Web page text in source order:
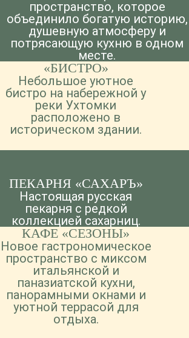
пространство, которое
объединило богатую историю,
душевную атмосферу и
потрясающую кухню в одном
месте.
«БИСТРО»
Небольшое уютное
бистро на набережной у
реки Ухтомки
расположено в
историческом здании.
ПЕКАРНЯ «САХАРЪ»
Настоящая русская
пекарня с редкой
коллекцией сахарниц.
КАФЕ «СЕЗОНЫ»
Новое гастрономическое
пространство с миксом
итальянской и
паназиатской кухни,
панорамными окнами и
уютной террасой для
отдыха.